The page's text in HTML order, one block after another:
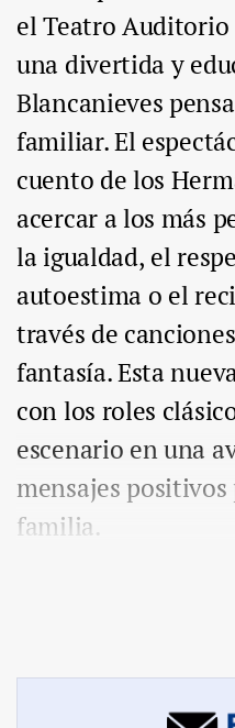
el Teatro Auditorio
una divertida y
Blancanieves
familiar. El
cuento de los
acercar a los más
la igualdad, el
autoestima o el
través de
fantasía. Esta
con los roles
escenario en una
mensajes
familia.